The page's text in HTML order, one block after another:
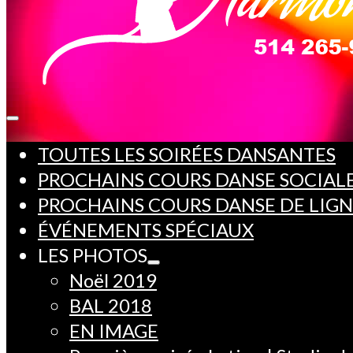
TOUTES LES SOIRÉES DANSANTES
PROCHAINS COURS DANSE
PROCHAINS COURS DANSE DE
ÉVÉNEMENTS SPÉCIAUX
LES PHOTOS
Noël 2019
BAL 2018
EN IMAGE